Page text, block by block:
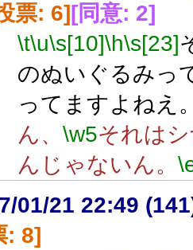
票: 6] [同意: 2]
\t\u\s[10]\h\s[23]
のぬいぐるみっ
ってますよねえ
ん、 \w5それは
んじゃないん。
01/21 22:49
: 8]